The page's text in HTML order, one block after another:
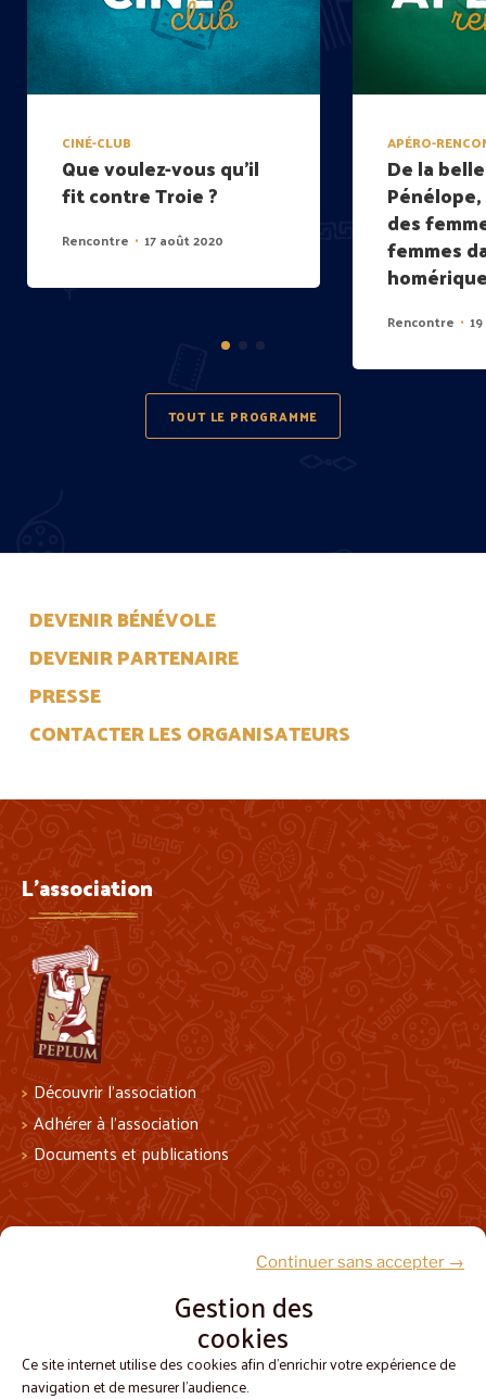
Gestion des
cookies
Ce site internet utilise des cookies afin d'enrichir votre expérience de
navigation et de mesurer l'audience.
Continuer sans accepter →
CINÉ-CLUB
Que voulez-vous qu’il
fit contre Troie ?
Rencontre • 17 août 2020
APÉRO-
De la
des
femmes
Rencontre •
TOUT LE PROGRAMME
DEVENIR BÉNÉVOLE
DEVENIR PARTENAIRE
PRESSE
CONTACTER LES ORGANISATEURS
L'association
Découvrir l’association
Adhérer à l’association
Documents et publications